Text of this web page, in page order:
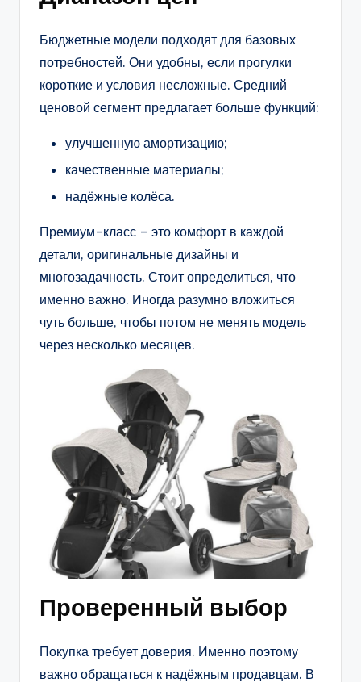
Бюджетные модели подходят для базовых
потребностей. Они удобны, если прогулки
короткие и условия несложные. Средний
ценовой сегмент предлагает больше функций:
улучшенную амортизацию;
качественные материалы;
надёжные колёса.
Премиум-класс – это комфорт в каждой
детали, оригинальные дизайны и
многозадачность. Стоит определиться, что
именно важно. Иногда разумно вложиться
чуть больше, чтобы потом не менять модель
через несколько месяцев.
Проверенный выбор
Покупка требует доверия. Именно поэтому
важно обращаться к надёжным продавцам. В